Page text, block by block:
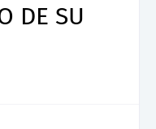
DE SU